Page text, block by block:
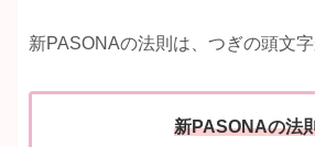
新PASONAの法則は、つぎの頭文字
新PASONAの法